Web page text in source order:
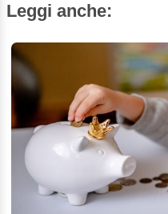
Leggi anche: